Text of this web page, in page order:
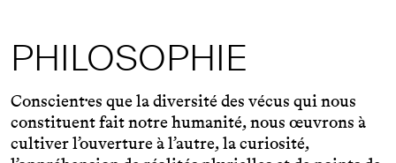
PHILOSOPHIE
Conscient·es que la diversité des vécus qui nous
constituent fait notre humanité, nous œuvrons à
cultiver l’ouverture à l’autre, la curiosité,